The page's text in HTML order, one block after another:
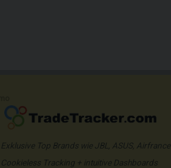
Exklusive Top Brands wie JBL, ASUS, Airfrance
Cookieless Tracking + intuitive Dashboards